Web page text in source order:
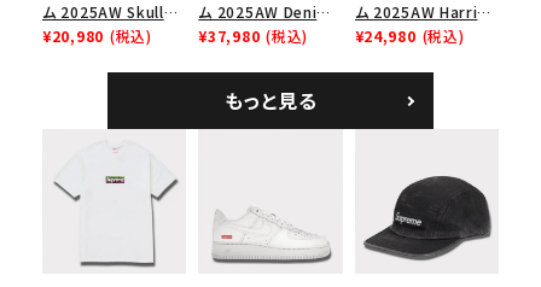
ム 2025AW Skull
Tee スカル Tシャ
¥20,980 (税込)
ム 2025AW Denim
Shoulder Bag デニ
¥37,980 (税込)
ム 2025AW Harris
Tweed Camp Cap
¥24,980 (税込)
もっと見る